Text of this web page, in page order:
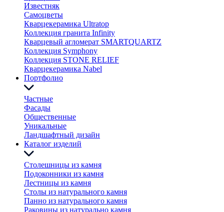
Известняк
Самоцветы
Кварцекерамика Ultratop
Коллекция гранита Infinity
Кварцевый агломерат SMARTQUARTZ
Коллекция Symphony
Коллекция STONE RELIEF
Кварцекерамика Nabel
Портфолио
Частные
Фасады
Общественные
Уникальные
Ландшафтный дизайн
Каталог изделий
Столешницы из камня
Подоконники из камня
Лестницы из камня
Столы из натурального камня
Панно из натурального камня
Раковины из натурально камня